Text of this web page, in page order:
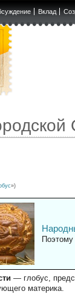
Вклад
»)
— глобус,
материка.